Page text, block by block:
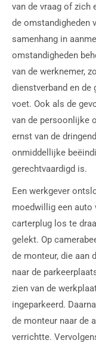
van de vraag of zich
de omstandigheden
samenhang in
omstandigheden
van de werknemer,
dienstverband en de
voet. Ook als de
van de persoonlijke
ernst van de
onmiddellijke
gerechtvaardigd is.
Een werkgever
moedwillig een auto
carterplug los te
gelekt. Op
de monteur, die aan
naar de
zien van de
ingeparkeerd.
de monteur naar de
verrichtte.